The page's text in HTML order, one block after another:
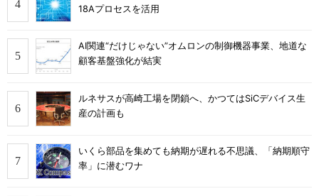
18Aプロセスを活用
AI関連“だけじゃない”オムロンの制御機器事業、地道な
顧客基盤強化が結実
ルネサスが高崎工場を閉鎖へ、かつてはSiCデバイス生
産の計画も
いくら部品を集めても納期が遅れる不思議、「納期順守
率」に潜むワナ